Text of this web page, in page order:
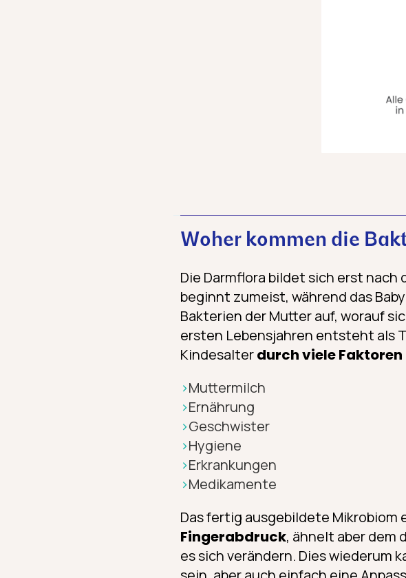
Woher kommen die
Die Darmflora bildet sich erst nach
beginnt zumeist, während das
Bakterien der Mutter auf, worauf
ersten Lebensjahren entsteht als
Kindesalterdurch viele Faktoren
Muttermilch
Ernährung
Geschwister
Hygiene
Erkrankungen
Medikamente
Das fertig ausgebildete Mikrobiom
Fingerabdruck, ähnelt aber dem
es sich verändern. Dies wiederum